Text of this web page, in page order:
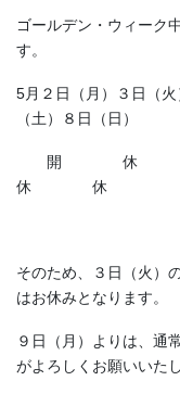
ゴールデン・ウィーク
す。
5月２日（月）３日（
（土）８日（日）
開 休
休 休
そのため、３日（火）
はお休みとなります。
９日（月）よりは、通
がよろしくお願いいたし